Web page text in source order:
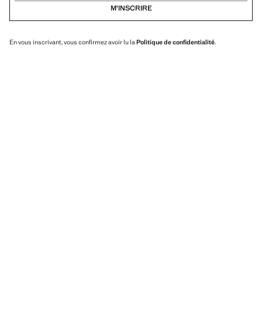
M’INSCRIRE
En vous inscrivant, vous confirmez avoir lu la Politique de confidentialité.